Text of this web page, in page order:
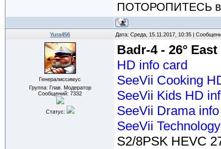
ПОТОРОПИТЕСЬ
Yura456 Дата: Среда, 15.11.2017, 10:35 |
Генералиссимус
Группа: Глав. Модератор
Сообщений: 7332
Статус:
Badr-4 - 26° East
HD info card
SeeVii Cooking
SeeVii Kids HD
SeeVii Drama
SeeVii
S2/8PSK HEVC